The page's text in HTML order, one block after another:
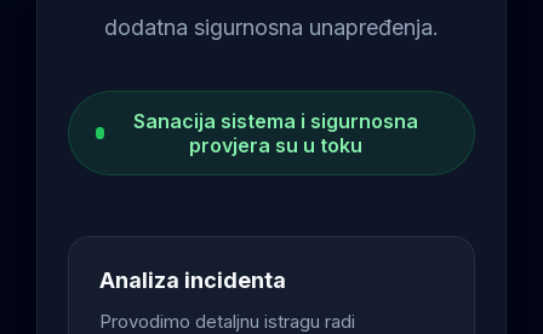
dodatna sigurnosna unapređenja.
Sanacija sistema i sigurnosna
provjera su u toku
Analiza incidenta
Provodimo detaljnu istragu radi